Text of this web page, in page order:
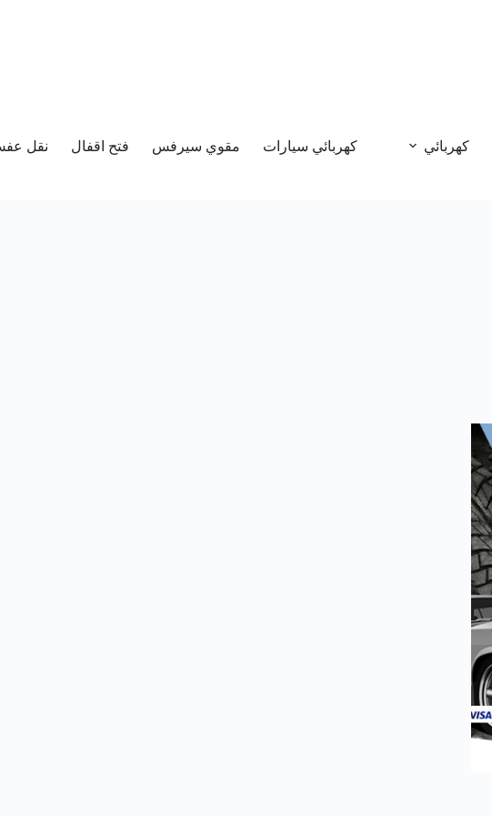
كهربائي كهربائي سيارات مقوي سيرفس فتح اقفال نقل